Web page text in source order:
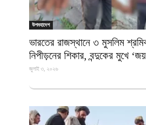
উপমহাদেশ
ভারতের রাজস্থানে ৩ মুসলিম
নিপীড়নের শিকার, বন্দুকের মুখে
জুলাই ৩, ২০২৬